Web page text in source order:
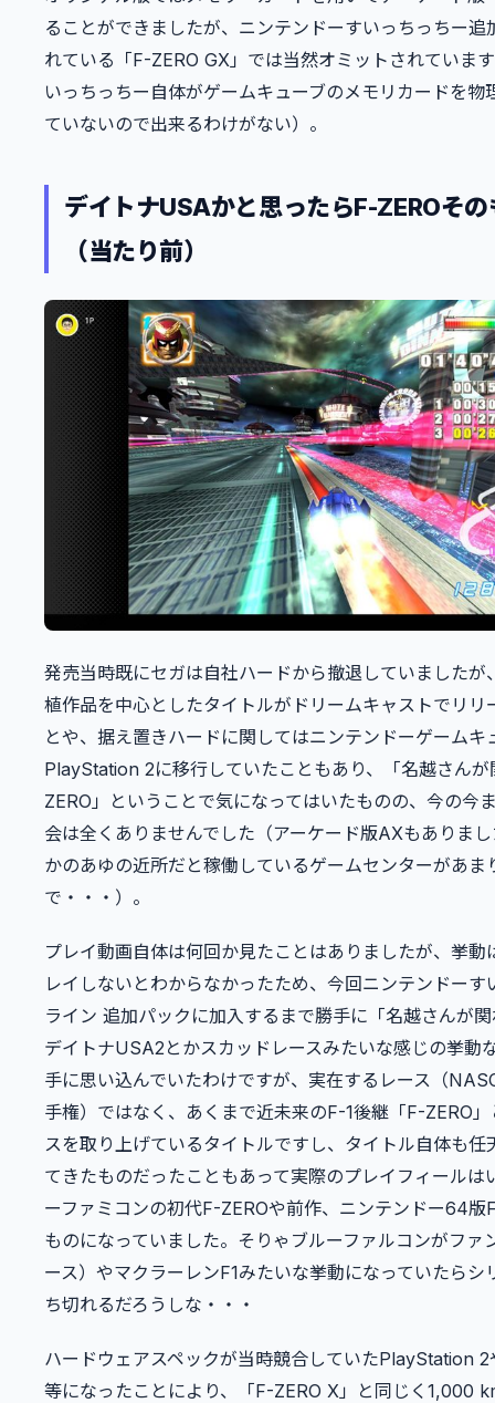
ることができましたが、ニンテンドーすいっちっちー追
れている「F-ZERO GX」では当然オミットされていま
いっちっちー自体がゲームキューブのメモリカードを物
ていないので出来るわけがない）。
デイトナUSAかと思ったらF-ZEROそ
（当たり前）
発売当時既にセガは自社ハードから撤退していましたが
植作品を中心としたタイトルがドリームキャストでリリ
とや、据え置きハードに関してはニンテンドーゲームキ
PlayStation 2に移行していたこともあり、「名越さん
ZERO」ということで気になってはいたものの、今の今
会は全くありませんでした（アーケード版AXもありま
かのあゆの近所だと稼働しているゲームセンターがあま
で・・・）。
プレイ動画自体は何回か見たことはありましたが、挙動
レイしないとわからなかったため、今回ニンテンドーす
ライン 追加パックに加入するまで勝手に「名越さんが
デイトナUSA2とかスカッドレースみたいな感じの挙動
手に思い込んでいたわけですが、実在するレース（
手権）ではなく、あくまで近未来のF-1後継「F-ZERO
スを取り上げているタイトルですし、タイトル自体も任
てきたものだったこともあって実際のプレイフィールは
ーファミコンの初代F-ZEROや前作、ニンテンドー64版
ものになっていました。そりゃブルーファルコンがファ
ース）やマクラーレンF1みたいな挙動になっていたらシ
ち切れるだろうしな・・・
ハードウェアスペックが当時競合していたPlayStation 2
等になったことにより、「F-ZERO X」と同じく1,000